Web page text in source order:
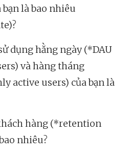
là bao nhiêu
dụng hằng ngày (*DAU
và hàng tháng
active users) của bạn là
hàng (*retention
nhiêu?